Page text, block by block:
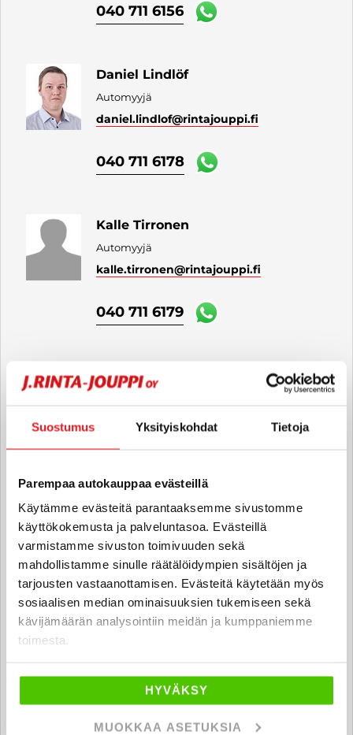
Suostumus Yksityiskohdat Tietoja
Parempaa autokauppaa evästeillä
Käytämme evästeitä parantaaksemme sivustomme
käyttökokemusta ja palveluntasoa. Evästeillä
varmistamme sivuston toimivuuden sekä
mahdollistamme sinulle räätälöidympien sisältöjen ja
tarjousten vastaanottamisen. Evästeitä käytetään myös
sosiaalisen median ominaisuuksien tukemiseen sekä
kävijämäärän analysointiin meidän ja kumppaniemme
toimesta.
HYVÄKSY
MUOKKAA ASETUKSIA
040 711 6156
Daniel Lindlöf
Automyyjä
daniel.lindlof@rintajouppi.fi
040 711 6178
Kalle Tirronen
Automyyjä
kalle.tirronen@rintajouppi.fi
040 711 6179
Leevi Paananen
leevi.paananen @rintajouppi.fi
Milad Amiri
Automyyjä
milad.amiri@rintajouppi.fi
040 711 6177
Sebastian Kontuniemi
Automyyjä FI | SV | EN
sebastian.kontuniemi